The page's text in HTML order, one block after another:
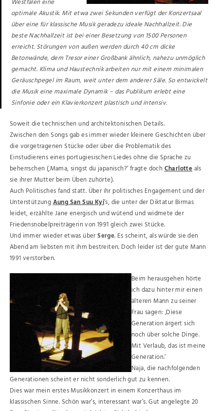
Westfalen eine
optimale Akustik. Mit etwa zwei Sekunden verfügt der Konzertsaal
über eine für klassische Musik geradezu ideale Nachhallzeit. Die
beste Nachhallzeit ist bei einer Besetzung von 1500 Personen
erreicht. Störungen von außen werden durch 40 cm dicke
Betonwände, dem Tresor einer Großbank ähnlich, nahezu unmöglich
gemacht. Klima und Haustechnik arbeiten nur mit einem minimalen
Geräuschpegel im Raum, weit unter dem anderer Säle. So entwickelt
die Musik eine maximale Dynamik – das Publikum erlebt eine
Sinfonie oder ein Klavierkonzert plastisch und intensiv.
Soweit die technischen und architektonischen Details.
Zwischen den Songs gab es immer wieder kleinere Geschichten über
die vorgetragenen Stücke oder über die Problematik des
Einstudierens eines portugiesischen Liedes ohne die Sprache zu
beherrschen (‚Mama, singst du japanisch?‘ fragte dochCharlotteals
sie ihrer Mutter beim Üben zuhörte).
Auch Politisches fand statt. Über ihr politisches Engagement und der
UnterstützungAung San Suu Kyi’s, die unter der Diktatur Birmas
leidet, erzählte Jane energisch und wütend und widmete der
Friedensnobelpreiträgerin von 1991 gleich zwei Stücke.
Und immer wieder etwas überSerge. Es scheint, als würde sie den
Abend am liebsten mit ihm bestreiten. Doch leider ist der gute Mann
1991 verstorben.
Beim herausgehen hörte
ich dazu hinter mir einen
älteren Mann zu seiner
Frau sagen: ‚Diese
Generation ärgert sich
noch über solche Dinge.
Mit Verlaub, das ist meine
Generation.‘
Naja, die nachfolgenden
Generationen scheint er nicht sonderlich gut zu kennen.
Dies war mein erstes Musikkonzert in einem Konzerthaus im
klassischen Sinne. Schön war’s, interessant war’s. Gut angelegte 20